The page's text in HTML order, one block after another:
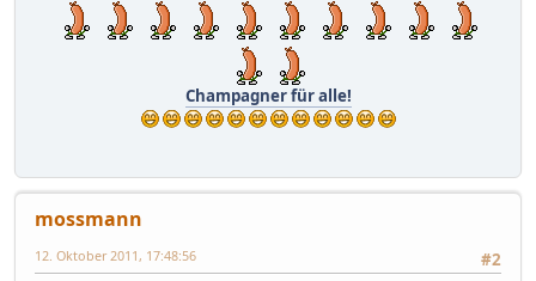
Champagner für alle!
mossmann
#2
12. Oktober 2011, 17:48:56